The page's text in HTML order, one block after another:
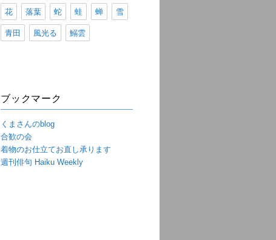
花 落葉 蛇 蛙 蝉 雪
青田 風光る 鰯雲
ブックマーク
くまさんのblog
合歓の会
着物のお仕立てお直し承ります
週刊俳句 Haiku Weekly